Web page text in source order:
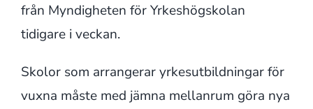
från Myndigheten för Yrkeshögskolan
tidigare i veckan.
Skolor som arrangerar yrkesutbildningar för
vuxna måste med jämna mellanrum göra nya